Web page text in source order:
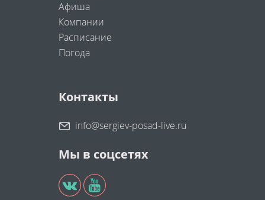
Афиша
Компании
Расписание
Погода
Контакты
info@sergiev-posad-live.ru
Мы в соцсетях